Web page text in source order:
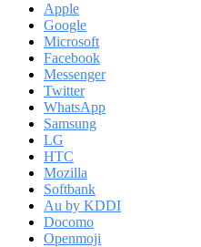
Apple
Google
Microsoft
Facebook
Messenger
Twitter
WhatsApp
Samsung
LG
HTC
Mozilla
Softbank
Au by KDDI
Docomo
Openmoji